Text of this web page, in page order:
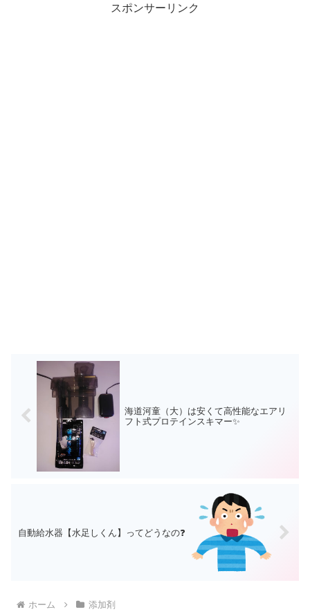
スポンサーリンク
海道河童（大）は安くて高性能なエアリ
フト式プロテインスキマー✨
自動給水器【水足しくん】ってどうなの❓
ホーム 添加剤